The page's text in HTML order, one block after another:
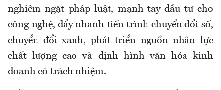
nghiêm ngặt pháp luật, mạnh tay đầu tư cho
công nghệ, đẩy nhanh tiến trình chuyển đổi số,
chuyển đổi xanh, phát triển nguồn nhân lực
chất lượng cao và định hình văn hóa kinh
doanh có trách nhiệm.